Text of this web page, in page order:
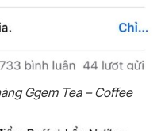
Ggem Tea – Coffee